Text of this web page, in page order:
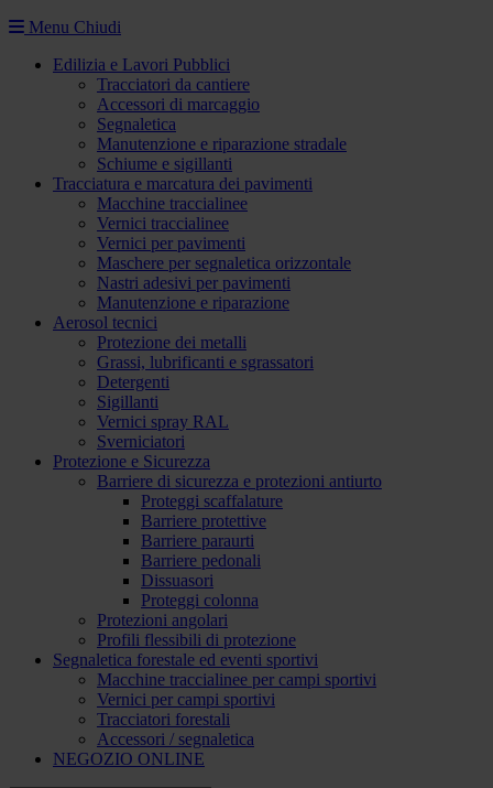
Menu Chiudi
Edilizia e Lavori Pubblici
Tracciatori da cantiere
Accessori di marcaggio
Segnaletica
Manutenzione e riparazione stradale
Schiume e sigillanti
Tracciatura e marcatura dei pavimenti
Macchine traccialinee
Vernici traccialinee
Vernici per pavimenti
Maschere per segnaletica orizzontale
Nastri adesivi per pavimenti
Manutenzione e riparazione
Aerosol tecnici
Protezione dei metalli
Grassi, lubrificanti e sgrassatori
Detergenti
Sigillanti
Vernici spray RAL
Sverniciatori
Protezione e Sicurezza
Barriere di sicurezza e protezioni antiurto
Proteggi scaffalature
Barriere protettive
Barriere paraurti
Barriere pedonali
Dissuasori
Proteggi colonna
Protezioni angolari
Profili flessibili di protezione
Segnaletica forestale ed eventi sportivi
Macchine traccialinee per campi sportivi
Vernici per campi sportivi
Tracciatori forestali
Accessori / segnaletica
NEGOZIO ONLINE